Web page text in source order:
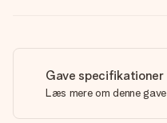
Gave specifikationer
Læs mere om denne gave